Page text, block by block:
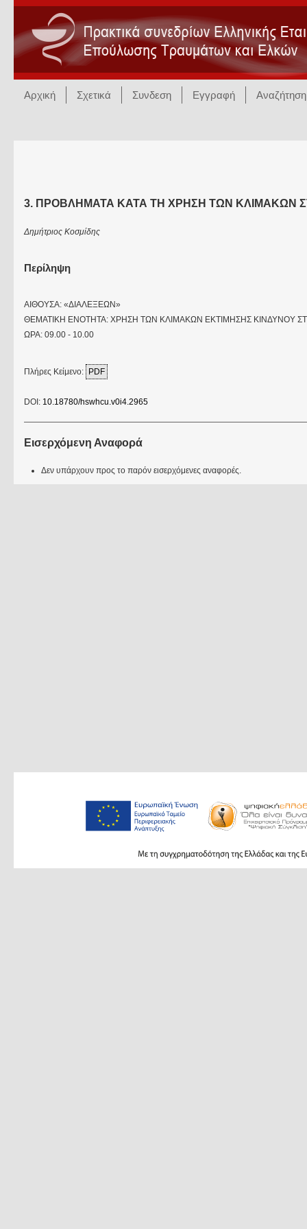
Αρχική Σχετικά Συνδεση Εγγραφή Αναζήτηση
3. ΠΡΟΒΛΗΜΑΤΑ ΚΑΤΑ ΤΗ ΧΡΗΣΗ ΤΩΝ ΚΛΙΜΑΚΩΝ
Δημήτριος Κοσμίδης
Περίληψη
ΑΙΘΟΥΣΑ: «ΔΙΑΛΕΞΕΩΝ»
ΘΕΜΑΤΙΚΗ ΕΝΟΤΗΤΑ: ΧΡΗΣΗ ΤΩΝ ΚΛΙΜΑΚΩΝ ΕΚΤΙΜΗΣΗΣ ΚΙΝΔΥΝΟΥ
ΩΡΑ: 09.00 - 10.00
Πλήρες Κείμενο: PDF
DOI: 10.18780/hswhcu.v0i4.2965
Εισερχόμενη Αναφορά
Δεν υπάρχουν προς το παρόν εισερχόμενες αναφορές.